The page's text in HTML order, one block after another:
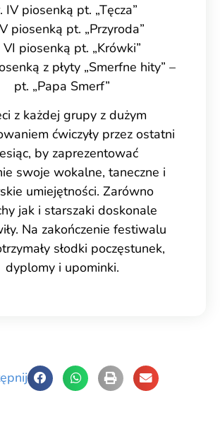
IV piosenką pt. „Tęcza”
piosenką pt. „Przyroda”
VI piosenką pt. „Krówki”
z płyty „Smerfne hity” –
pt. „Papa Smerf”
z każdej grupy z dużym
ćwiczyły przez ostatni
by zaprezentować
swoje wokalne, taneczne i
umiejętności. Zarówno
jak i starszaki doskonale
Na zakończenie festiwalu
słodki poczęstunek,
dyplomy i upominki.